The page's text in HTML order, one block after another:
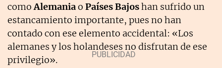
comoAlemaniao Países Bajoshan sufrido un
estancamiento importante, pues no han
contado con ese elemento accidental: «Los
alemanes y los holandeses no disfrutan de ese
privilegio».